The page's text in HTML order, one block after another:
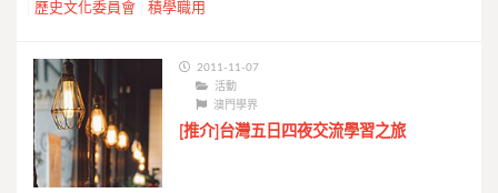
歷史文化委員會
積學職用
2011-11-07
活動
澳門學界
[推介]台灣五日四夜交流學習之旅